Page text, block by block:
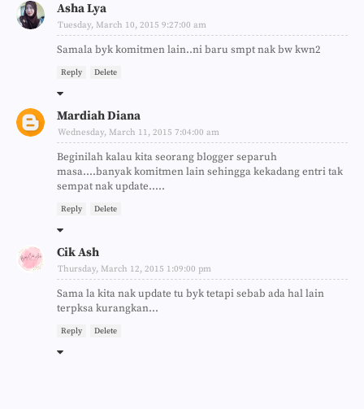
Asha Lya
Tuesday, March 10, 2015 9:27:00 am
Samala byk komitmen lain..ni baru smpt nak bw kwn2
Reply Delete
Mardiah Diana
Wednesday, March 11, 2015 7:04:00 am
Beginilah kalau kita seorang blogger separuh
masa....banyak komitmen lain sehingga kekadang entri tak
sempat nak update.....
Reply Delete
Cik Ash
Thursday, March 12, 2015 1:09:00 pm
Sama la kita nak update tu byk tetapi sebab ada hal lain
terpksa kurangkan...
Reply Delete